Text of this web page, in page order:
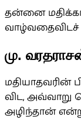
தன்னை
மு.
மதியாதவரின்
விட, அவ்வாறு
அழிந்தான்